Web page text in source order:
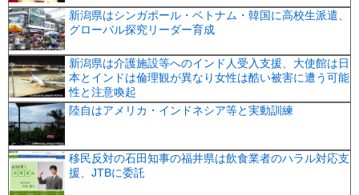
新潟県はシンガポール・ベトナム・韓国に高校生派遣、
グローバル探究リーダー育成
新潟県は介護施設等へのインド人受入支援、大使館は日
本とインドは倫理観が異なり女性は酷い被害に遭う可能
性と注意喚起
陸自はアメリカ・インドネシア等と実動訓練
移民反対の石田知事の福井県は飲食業者のハラル対応支
援、JTBに委託